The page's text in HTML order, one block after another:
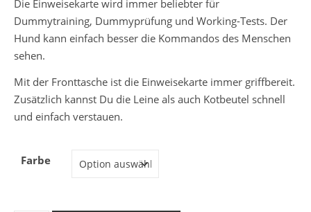
Die Einweisekarte wird immer beliebter für
Dummytraining, Dummyprüfung und Working-Tests. Der
Hund kann einfach besser die Kommandos des Menschen
sehen.
Mit der Fronttasche ist die Einweisekarte immer griffbereit.
Zusätzlich kannst Du die Leine als auch Kotbeutel schnell
und einfach verstauen.
Farbe